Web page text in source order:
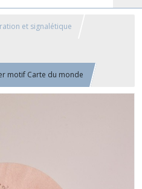
et signalétique
motif Carte du monde